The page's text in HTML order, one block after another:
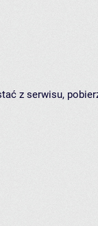
z serwisu,